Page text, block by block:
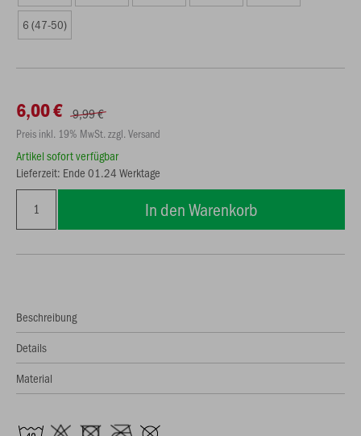
6 (47-50)
6,00 € 9,99 €
Preis inkl. 19% MwSt. zzgl. Versand
Artikel sofort verfügbar
Lieferzeit: Ende 01.24 Werktage
In den Warenkorb
Beschreibung
Details
Material